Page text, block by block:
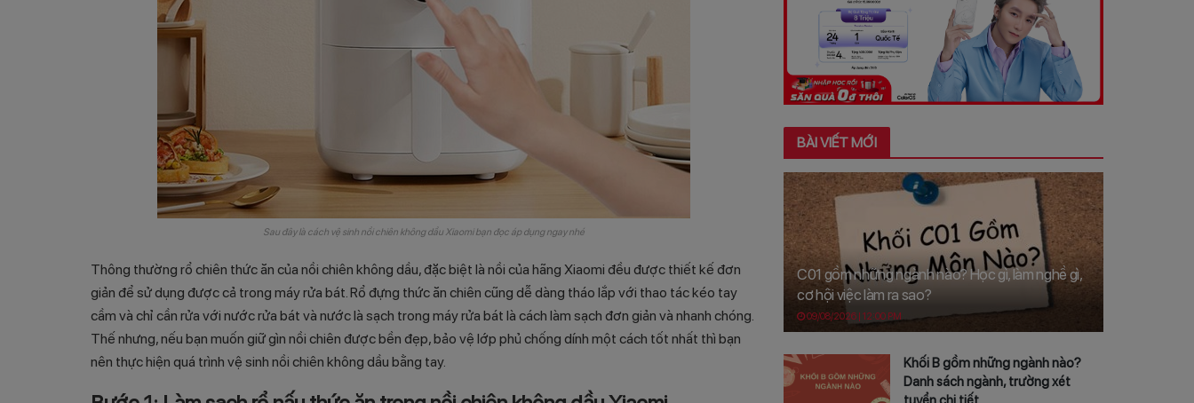
Sau đây là cách vệ sinh nồi chiên không dầu Xiaomi bạn đọc áp dụng ngay nhé
Thông thường rổ chiên thức ăn của nồi chiên không dầu, đặc biệt là nồi của hãng Xiaomi đều được thiết kế đơn
giản để sử dụng được cả trong máy rửa bát. Rổ đựng thức ăn chiên cũng dễ dàng tháo lắp với thao tác kéo tay
cầm và chỉ cần rửa với nước rửa bát và nước là sạch trong máy rửa bát là cách làm sạch đơn giản và nhanh chóng.
Thế nhưng, nếu bạn muốn giữ gìn nồi chiên được bền đẹp, bảo vệ lớp phủ chống dính một cách tốt nhất thì bạn
nên thực hiện quá trình vệ sinh nồi chiên không dầu bằng tay.
BÀI VIẾT MỚI
C01 gồm những ngành nào? Học gì, làm nghề gì,
cơ hội việc làm ra sao?
09/08/2026 | 12:00 PM
Khối B gồm những ngành nào?
Danh sách ngành, trường xét